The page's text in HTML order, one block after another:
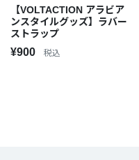
【VOLTACTION アラビア
ンスタイルグッズ】ラバー
ストラップ
¥900 税込